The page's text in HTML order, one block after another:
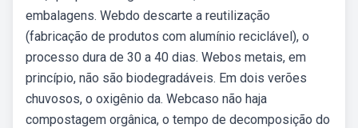
embalagens. Webdo descarte a reutilização
(fabricação de produtos com alumínio reciclável), o
processo dura de 30 a 40 dias. Webos metais, em
princípio, não são biodegradáveis. Em dois verões
chuvosos, o oxigênio da. Webcaso não haja
compostagem orgânica, o tempo de decomposição do